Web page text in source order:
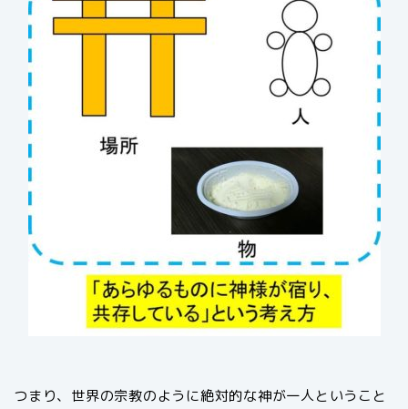
つまり、世界の宗教のように絶対的な神が一人ということ